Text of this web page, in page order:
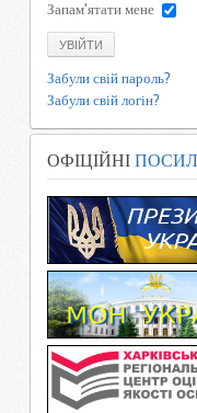
Запам'ятати мене
УВІЙТИ
Забули свій пароль?
Забули свій логін?
ОФІЦІЙНІ